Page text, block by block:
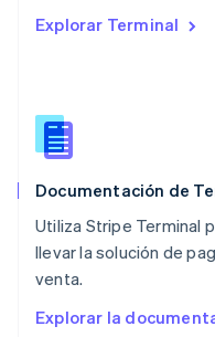
Explorar Terminal
Documentación de
Utiliza Stripe Terminal
llevar la solución de
venta.
Explorar la
Países Bajos
Portugal
Português
English简体中文
Reino Unido
English
República Checa
English
English